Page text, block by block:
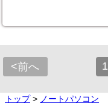
<前へ 1
トップ> ノートパソコン